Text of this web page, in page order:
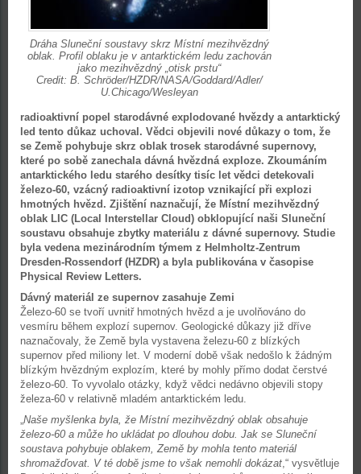
Dráha Sluneční soustavy skrz Místní mezihvězdný
oblak. Profil oblaku je v antarktickém ledu zachován
jako mezihvězdný „otisk prstu“
Credit: B. Schröder/HZDR/NASA/Goddard/Adler/
U.Chicago/Wesleyan
radioaktivní popel starodávné explodované hvězdy a antarktický
led tento důkaz uchoval. Vědci objevili nové důkazy o tom, že
se Země pohybuje skrz oblak trosek starodávné supernovy,
které po sobě zanechala dávná hvězdná exploze. Zkoumáním
antarktického ledu starého desítky tisíc let vědci detekovali
železo-60, vzácný radioaktivní izotop vznikající při explozi
hmotných hvězd. Zjištění naznačují, že Místní mezihvězdný
oblak LIC (Local Interstellar Cloud) obklopující naši Sluneční
soustavu obsahuje zbytky materiálu z dávné supernovy. Studie
byla vedena mezinárodním týmem z Helmholtz-Zentrum
Dresden-Rossendorf (HZDR) a byla publikována v časopise
Physical Review Letters.
Dávný materiál ze supernov zasahuje Zemi
Železo-60 se tvoří uvnitř hmotných hvězd a je uvolňováno do
vesmíru během explozí supernov. Geologické důkazy již dříve
naznačovaly, že Země byla vystavena železu-60 z blízkých
supernov před miliony let. V moderní době však nedošlo k žádným
blízkým hvězdným explozím, které by mohly přímo dodat čerstvé
železo-60. To vyvolalo otázky, když vědci nedávno objevili stopy
železa-60 v relativně mladém antarktickém ledu.
„Naše myšlenka byla, že Místní mezihvězdný oblak obsahuje
železo-60 a může ho ukládat po dlouhou dobu. Jak se Sluneční
soustava pohybuje oblakem, Země by mohla tento materiál
shromažďovat. V té době jsme to však nemohli dokázat,“ vysvětluje